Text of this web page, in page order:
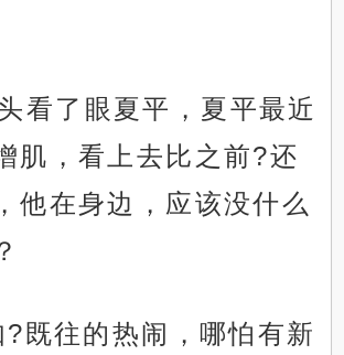
看了眼夏平，夏平最近
肌，看上去比之前?还
他在身边，应该没什么
既往的热闹，哪怕有新